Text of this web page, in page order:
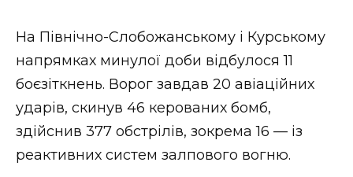
На Північно-Слобожанському і Курському
напрямках минулої доби відбулося 11
боєзіткнень. Ворог завдав 20 авіаційних
ударів, скинув 46 керованих бомб,
здійснив 377 обстрілів, зокрема 16 — із
реактивних систем залпового вогню.